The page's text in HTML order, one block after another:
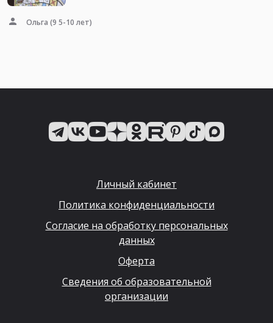
Ольга (9 5-10 лет)
Личный кабинет
Политика конфиденциальности
Согласие на обработку персональных
данных
Оферта
Сведения об образовательной
организации